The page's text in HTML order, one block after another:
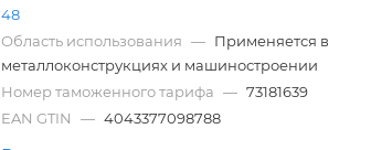
48
Область использования — Применяется в
металлоконструкциях и машиностроении
Номер таможенного тарифа — 73181639
EAN GTIN
— 4043377098788